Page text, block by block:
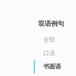
双语例句
全部
口语
书面语